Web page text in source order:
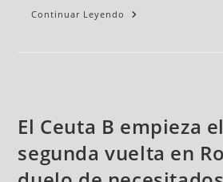
Continuar Leyendo
El Ceuta B empieza
segunda vuelta en